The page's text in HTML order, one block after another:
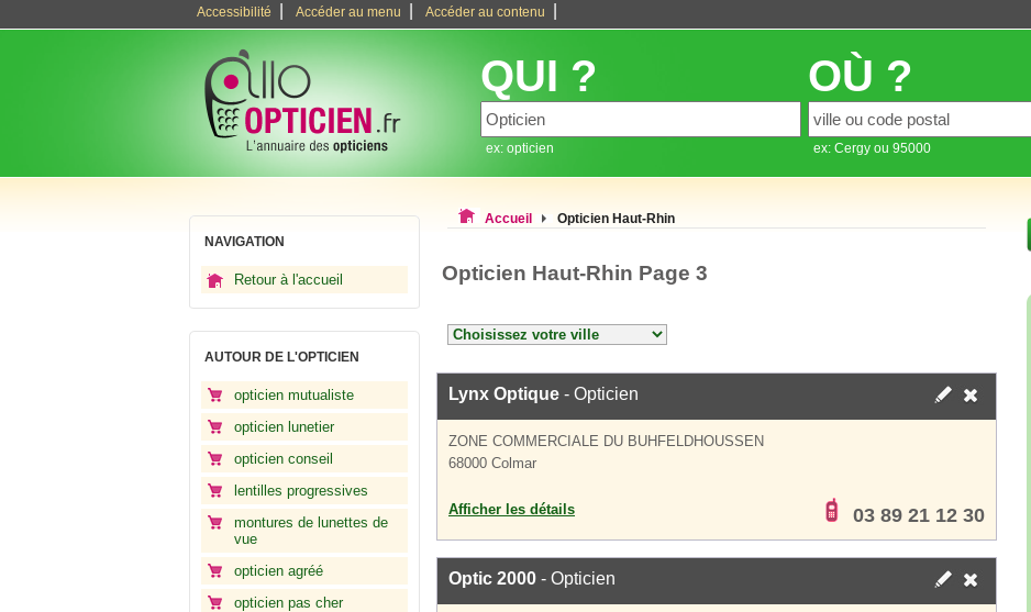
Accessibilité Accéder au menu Accéder au contenu
QUI ?
ex: opticien
OÙ ?
ex: Cergy ou 95000
NAVIGATION
Retour à l'accueil
AUTOUR DE L'OPTICIEN
opticien mutualiste
opticien lunetier
opticien conseil
lentilles progressives
montures de lunettes de
vue
opticien agréé
opticien pas cher
Accueil Opticien Haut-Rhin
Opticien Haut-Rhin Page 3
Lynx Optique - Opticien
ZONE COMMERCIALE DU BUHFELDHOUSSEN
68000 Colmar
Afficher les détails 03 89 21 12 30
Optic 2000 - Opticien